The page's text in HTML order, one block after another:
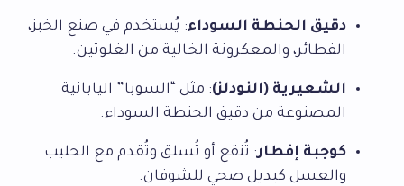
دقيق الحنطة السوداء: يُستخدم في صنع الخبز،
الفطائر، والمعكرونة الخالية من الغلوتين.
الشعيرية (النودلز): مثل “السوبا” اليابانية
المصنوعة من دقيق الحنطة السوداء.
كوجبة إفطار: تُنقع أو تُسلق وتُقدم مع الحليب
والعسل كبديل صحي للشوفان.